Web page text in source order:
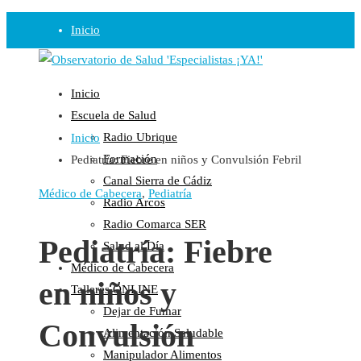
Inicio
Observatorio
Opinión
Radio
Guadalinfo Salud
Radio Guadalete
COPE Pontevedra
Salud en Radio Ubrique
Salud en Verano
Plataforma
Manifiestos
Comunicados
En nuestra Web
Inicio
Escuela de Salud
Radio Ubrique
Formación
Canal Sierra de Cádiz
Radio Arcos
Radio Comarca SER
Salud al Día
Médico de Cabecera
Talleres ONLINE
Dejar de Fumar
Alimentación Saludable
Manipulador Alimentos
Inicio
Pediatría: Fiebre en niños y Convulsión Febril
Médico de Cabecera, Pediatría
Pediatría: Fiebre
en niños y
Convulsión